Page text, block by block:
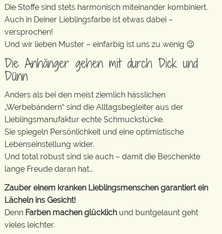
Die Stoffe sind stets harmonisch miteinander kombiniert.
Auch in Deiner Lieblingsfarbe ist etwas dabei –
versprochen!
Und wir lieben Muster – einfarbig ist uns zu wenig 😉
Die Anhänger gehen mit durch Dick und
Dünn
Anders als bei den meist ziemlich hässlichen
„Werbebändern“ sind die Alltagsbegleiter aus der
Lieblingsmanufaktur echte Schmuckstücke.
Sie spiegeln Persönlichkeit und eine optimistische
Lebenseinstellung wider.
Und total robust sind sie auch – damit die Beschenkte
lange Freude daran hat…
Zauber einem kranken Lieblingsmenschen garantiert ein
Lächeln ins Gesicht!
Denn Farben machen glücklich und buntgelaunt geht
vieles leichter.